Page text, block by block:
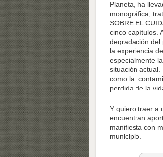
Planeta, ha
monográfica,
SOBRE EL
cinco capítulos.
degradación del
la experiencia
especialmente
situación actual.
como la:
perdida de la
Y quiero traer a
encuentran
manifiesta con
municipio.